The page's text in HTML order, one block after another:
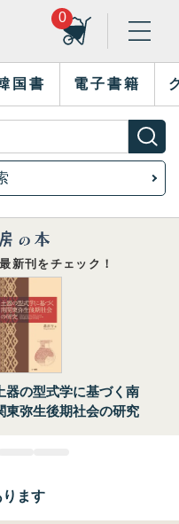
0
国書 電子書籍
新刊をチェック！
器の型式学に基づく南
東弥生後期社会の研究
ます